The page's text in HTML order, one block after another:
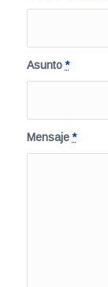
Asunto*
Mensaje*